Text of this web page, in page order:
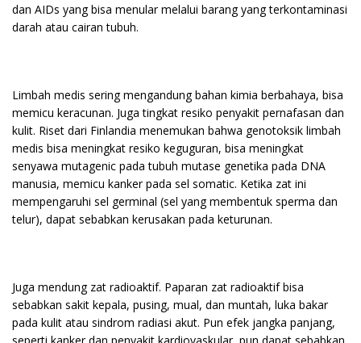
dan AIDs yang bisa menular melalui barang yang terkontaminasi
darah atau cairan tubuh.
Limbah medis sering mengandung bahan kimia berbahaya, bisa
memicu keracunan. Juga tingkat resiko penyakit pernafasan dan
kulit. Riset dari Finlandia menemukan bahwa genotoksik limbah
medis bisa meningkat resiko keguguran, bisa meningkat
senyawa mutagenic pada tubuh mutase genetika pada DNA
manusia, memicu kanker pada sel somatic. Ketika zat ini
mempengaruhi sel germinal (sel yang membentuk sperma dan
telur), dapat sebabkan kerusakan pada keturunan.
Juga mendung zat radioaktif. Paparan zat radioaktif bisa
sebabkan sakit kepala, pusing, mual, dan muntah, luka bakar
pada kulit atau sindrom radiasi akut. Pun efek jangka panjang,
seperti kanker dan penyakit kardiovaskular, pun dapat sebabkan